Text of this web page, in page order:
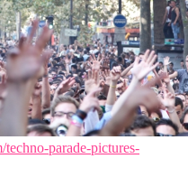
parade-pictures-